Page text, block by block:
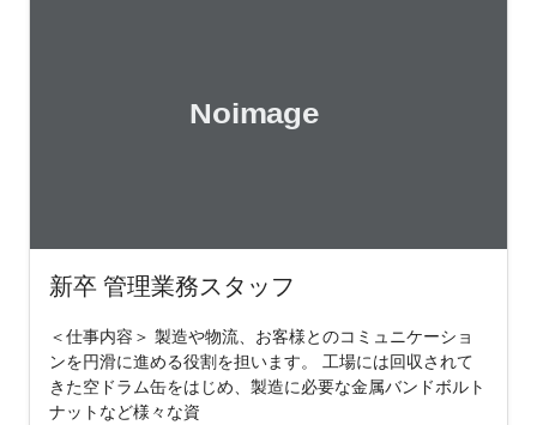
新卒 管理業務スタッフ
＜仕事内容＞ 製造や物流、お客様とのコミュニケーショ
ンを円滑に進める役割を担います。 工場には回収されて
きた空ドラム缶をはじめ、製造に必要な金属バンドボルト
ナットなど様々な資